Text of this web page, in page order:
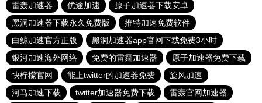
雷轰加速器
优途加速
原子加速器下载安卓
黑洞加速器下载永久免费版
推特加速免费软件
白鲸加速官方正版
黑洞加速器app官网下载免费3小时
银河加速海外网络
免费的雷霆加速器
原子加速器免费下载
快柠檬官网
能上twitter的加速器免费
旋风加速
河马加速下载
twitter加速器免费下载 雷轰官网加速器